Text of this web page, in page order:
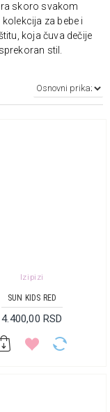
skoro svakom
za bebe i
koja čuva dečije
stil.
Izipizi
SUN KIDS RED
4.400,00 RSD